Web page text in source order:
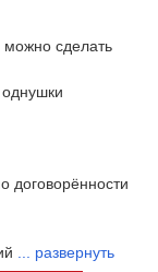
сделать
договорённости
развернуть